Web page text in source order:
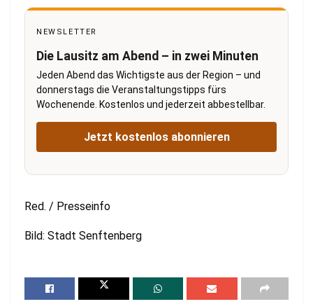
NEWSLETTER
Die Lausitz am Abend – in zwei Minuten
Jeden Abend das Wichtigste aus der Region – und
donnerstags die Veranstaltungstipps fürs
Wochenende. Kostenlos und jederzeit abbestellbar.
Jetzt kostenlos abonnieren
Red. / Presseinfo
Bild: Stadt Senftenberg